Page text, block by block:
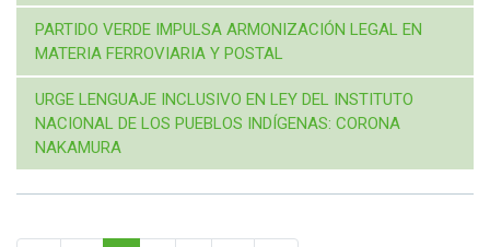
PARTIDO VERDE IMPULSA ARMONIZACIÓN LEGAL EN
MATERIA FERROVIARIA Y POSTAL
URGE LENGUAJE INCLUSIVO EN LEY DEL INSTITUTO
NACIONAL DE LOS PUEBLOS INDÍGENAS: CORONA
NAKAMURA